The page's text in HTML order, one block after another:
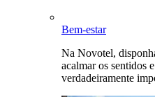
Bem-estar
Na Novotel,
acalmar os sentidos
verdadeiramente